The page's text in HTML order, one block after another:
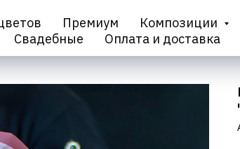
Премиум
Композиции
Свадебные Оплата и доставка